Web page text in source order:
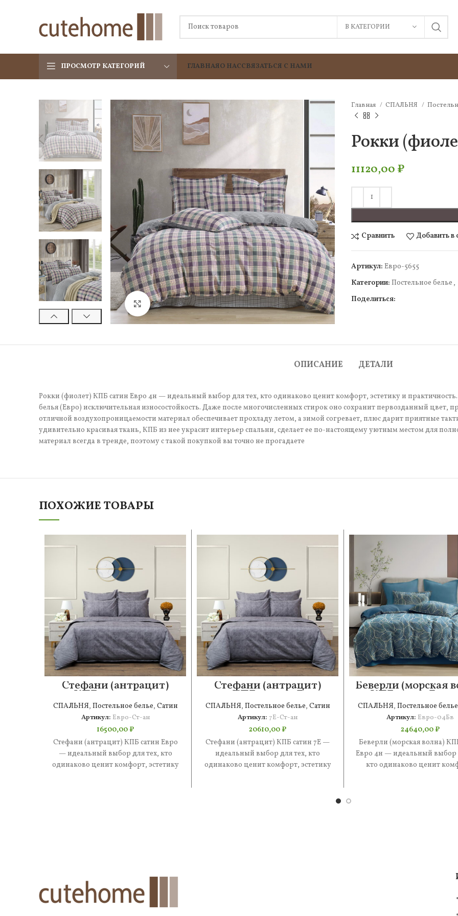
В КАТЕГОРИИ
ПРОСМОТР КАТЕГОРИЙ ГЛАВНАЯО НАССВЯЗАТЬСЯ С НАМИ
Нажмите, чтобы увеличить
Главная СПАЛЬНЯ
Рокки
11120,00₽
Сравнить Добавить в
Артикул: Евро-5655
Категории: Постельное белье ,
Поделиться:
ОПИСАНИЕ ДЕТАЛИ
Рокки (фиолет) КПБ сатин Евро 4н — идеальный выбор для тех, кто одинаково ценит комфорт, эстетику и
белья (Евро) исключительная износостойкость. Даже после многочисленных стирок оно сохранит первозданный цвет,
отличной воздухопроницаемости материал обеспечивает прохладу летом, а зимой согревает, плюс дарит приятные
удивительно красивая ткань, КПБ из нее украсит интерьер спальни, сделает ее по-настоящему уютным местом для
материал всегда в тренде, поэтому с такой покупкой вы точно не прогадаете
ПОХОЖИЕ ТОВАРЫ
Стефани (антрацит)
КПБ сатин Евро
СПАЛЬНЯ, Постельное белье, Сатин
Артикул: Евро-Ст-ан
16500,00₽
Стефани (антрацит) КПБ сатин Евро
— идеальный выбор для тех, кто
одинаково ценит комфорт, эстетику
Стефани (антрацит)
КПБ сатин 7Е
СПАЛЬНЯ, Постельное белье, Сатин
Артикул: 7Е-Ст-ан
20610,00₽
Стефани (антрацит) КПБ сатин 7Е —
идеальный выбор для тех, кто
одинаково ценит комфорт, эстетику
Беверли (морская
КПБ сатин Евро
СПАЛЬНЯ, Постельное белье
Артикул: Евро-04Бв
24640,00₽
Беверли (морская волна)
Евро 4н — идеальный выбор
кто одинаково ценит